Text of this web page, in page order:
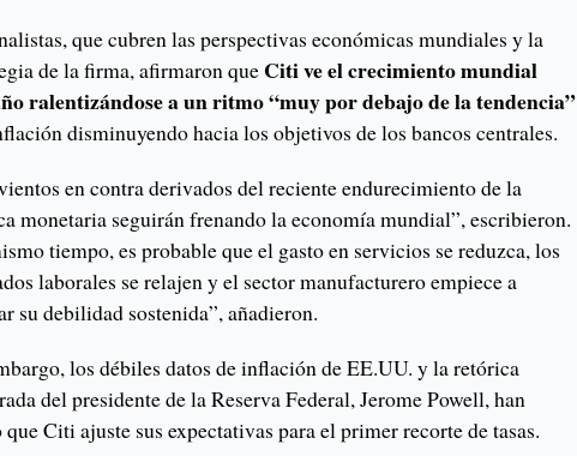
que cubren las perspectivas económicas mundiales y la
de la firma, afirmaron que Citi ve el crecimiento mundial
ralentizándose a un ritmo “muy por debajo de la tendencia”
disminuyendo hacia los objetivos de los bancos centrales.
en contra derivados del reciente endurecimiento de la
monetaria seguirán frenando la economía mundial”, escribieron.
tiempo, es probable que el gasto en servicios se reduzca, los
laborales se relajen y el sector manufacturero empiece a
su debilidad sostenida”, añadieron.
los débiles datos de inflación de EE.UU. y la retórica
del presidente de la Reserva Federal, Jerome Powell, han
que Citi ajuste sus expectativas para el primer recorte de tasas.